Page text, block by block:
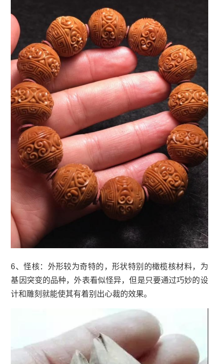
6、怪核：外形较为奇特的，形状特别的橄榄核材料，为
基因突变的品种，外表看似怪异，但是只要通过巧妙的设
计和雕刻就能使其有着别出心裁的效果。